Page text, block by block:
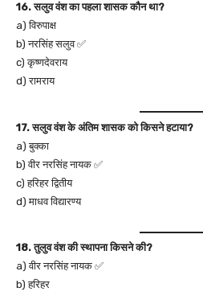
16. सलुव वंश का पहला शासक कौन था?
a) विरुपाक्ष
b) नरसिंह सलुव ✅
c) कृष्णदेवराय
d) रामराय
17. सलुव वंश के अंतिम शासक को किसने हटाया?
a) बुक्का
b) वीर नरसिंह नायक ✅
c) हरिहर द्वितीय
d) माधव विद्यारण्य
18. तुलुव वंश की स्थापना किसने की?
a) वीर नरसिंह नायक ✅
b) हरिहर